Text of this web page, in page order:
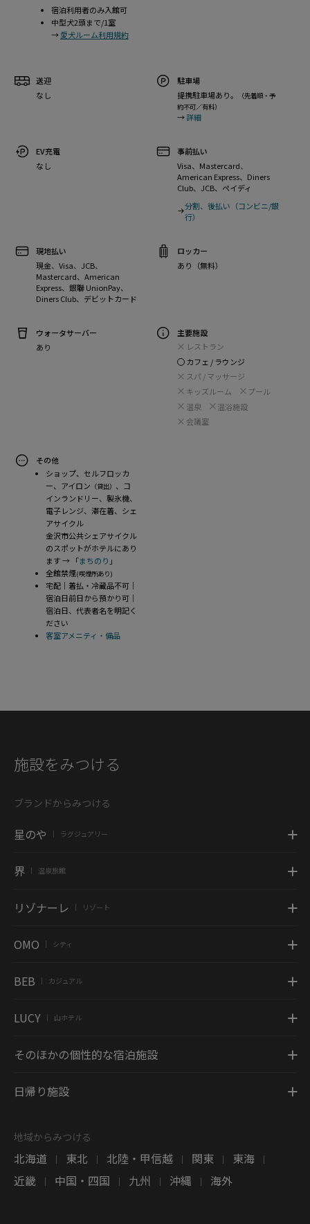
宿泊利用者のみ入館可
中型犬2頭まで/1室
→愛犬ルーム利用規約
送迎
なし
駐車場
提携駐車場あり。
（先着順・予
約不可／有料）
→詳細
EV充電
なし
事前払い
Visa、Mastercard、
American Express、Diners
Club、JCB、ペイディ
分割、後払い（コンビニ/銀
行）
現地払い
現金、Visa、JCB、
Mastercard、American
Express、銀聯 UnionPay、
Diners Club、デビットカード
ロッカー
あり（無料）
ウォータサーバー
あり
主要施設
レストラン
カフェ / ラウンジ
スパ / マッサージ
キッズルーム
プール
温泉
温浴施設
会議室
その他
ショップ、セルフロッカ
ー、アイロン （貸出） 、コ
インランドリー、製氷機、
電子レンジ、滞在着、シェ
アサイクル
金沢市公共シェアサイクル
のスポットがホテルにあり
ます → 「まちのり 」
全館禁煙(喫煙所あり)
宅配｜着払・冷蔵品不可｜
宿泊日前日から預かり可｜
宿泊日、代表者名を明記く
ださい
客室アメニティ・備品
施設をみつける
ブランドからみつける
星のや ラグジュアリー
界 温泉旅館
リゾナーレ リゾート
OMO シティ
BEB カジュアル
LUCY 山ホテル
そのほかの個性的な宿泊施設
日帰り施設
地域からみつける
北海道 | 東北 | 北陸・甲信越 | 関東 | 東海 |
近畿 | 中国・四国 | 九州 | 沖縄 | 海外